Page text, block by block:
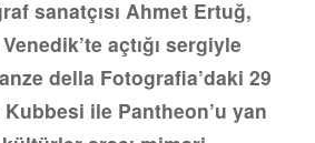
sanatçısı Ahmet Ertuğ,
Venedik’te açtığı sergiyle
della Fotografia’daki 29
ile Pantheon’u yan